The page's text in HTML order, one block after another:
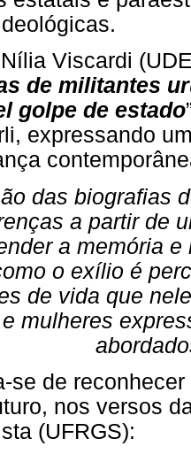
Viscardi
de militantes
golpe de estado
expressando
das biografias
a partir de
a memória
o exílio é
de vida que
mulheres
se de
nos versos
(UFRGS):